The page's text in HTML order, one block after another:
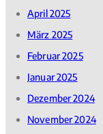
April 2025
März 2025
Februar 2025
Januar 2025
Dezember 2024
November 2024